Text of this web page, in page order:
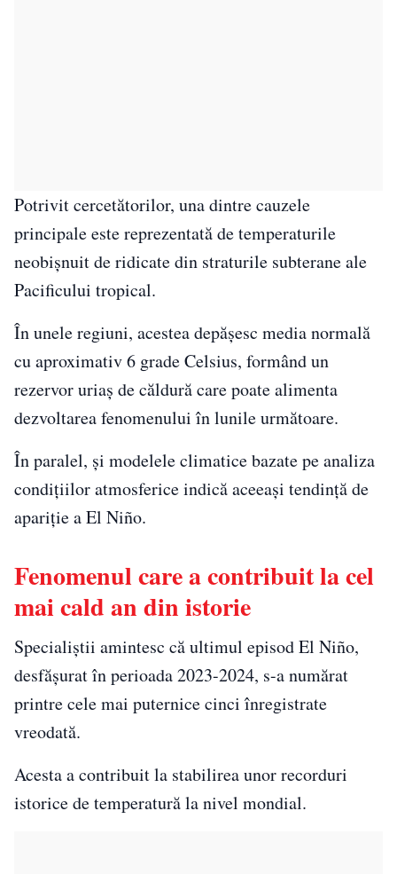
Potrivit cercetătorilor, una dintre cauzele
principale este reprezentată de temperaturile
neobișnuit de ridicate din straturile subterane ale
Pacificului tropical.
În unele regiuni, acestea depășesc media normală
cu aproximativ 6 grade Celsius, formând un
rezervor uriaș de căldură care poate alimenta
dezvoltarea fenomenului în lunile următoare.
În paralel, și modelele climatice bazate pe analiza
condițiilor atmosferice indică aceeași tendință de
apariție a El Niño.
Fenomenul care a contribuit la cel
mai cald an din istorie
Specialiștii amintesc că ultimul episod El Niño,
desfășurat în perioada 2023-2024, s-a numărat
printre cele mai puternice cinci înregistrate
vreodată.
Acesta a contribuit la stabilirea unor recorduri
istorice de temperatură la nivel mondial.